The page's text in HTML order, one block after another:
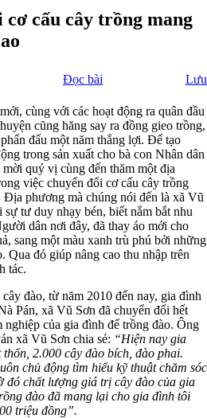
cơ cấu cây trồng mang
Đọc bài Lưu
cùng với các hoạt động ra quân đầu
cũng hăng say ra đồng gieo trồng,
đấu một năm thắng lợi. Để tạo
trong sản xuất cho bà con Nhân dân
quý vị cùng đến thăm một địa
việc chuyển đổi cơ cấu cây trồng
Địa phương mà chúng nói đến là xã Vũ
tư duy nhạy bén, biết nắm bắt nhu
dân nơi đây, đã thay áo mới cho
sang một màu xanh trù phú bởi những
Qua đó giúp nâng cao thu nhập trên
tác.
đào, từ năm 2010 đến nay, gia đình
Pán, xã Vũ Sơn đã chuyển đổi hết
của gia đình để trồng đào. Ông
xã Vũ Sơn chia sẻ: “Hiện nay gia
2.000 cây đào bích, đào phai.
chủ động tìm hiểu kỹ thuật chăm sóc
đó chất lượng giá trị cây đào của gia
đào đã mang lại cho gia đình tôi
triệu đồng”.